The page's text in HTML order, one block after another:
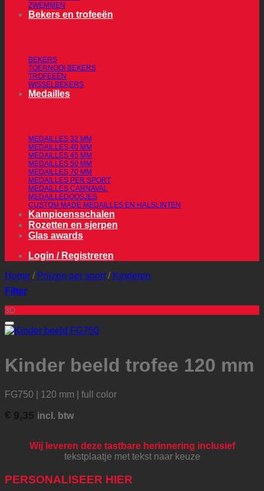
ZWEMMEN
Bekers en trofeeën
BEKERS
TOERNOOI BEKERS
TROFEEËN
WISSELBEKERS
Medailles
MEDAILLES 32 MM
MEDAILLES 40 MM
MEDAILLES 45 MM
MEDAILLES 50 MM
MEDAILLES 70 MM
MEDAILLES PER SPORT
MEDAILLES CARNAVAL
MEDAILLEDOOSJES
CUSTOM MADE MEDAILLES EN HALSLINTEN
Kampioensschalen
Rozetten en sjerpen
Glas awards
Login / Registreren
Home / Prijzen per sport / Kinderen
Filter
3D
Kinder beeld trofee 120 mm
FG750 | 120 mm | full color
€ 9,35 incl. btw
Wij leveren deze tastbare herinnering inclusief
tekstplaatje met tekst naar keuze
PERSONALISEER HIER